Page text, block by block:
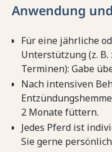
Anwendung
Für eine jährliche
Unterstützung (z.
Terminen): Gabe
Nach intensiven
2 Monate füttern.
Jedes Pferd ist
Sie gerne